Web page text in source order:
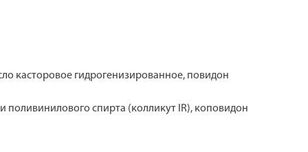
касторовое гидрогенизированное, повидон
поливинилового спирта (колликут IR), коповидон